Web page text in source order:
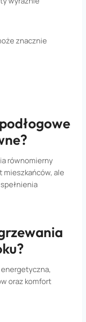
znacznie
równomierny
mieszkańców, ale
oraz komfort